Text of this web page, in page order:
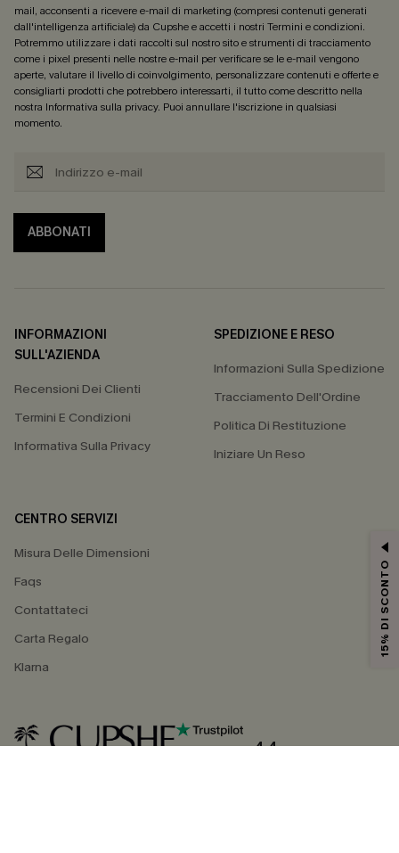
mail, acconsenti a ricevere e-mail di marketing (compresi contenuti generati
dall'intelligenza artificiale) da Cupshe e accetti i nostri Termini e condizioni.
Potremmo utilizzare i dati raccolti sul nostro sito e strumenti di tracciamento
come i pixel presenti nelle nostre e-mail per verificare se le e-mail vengono
aperte, valutare il livello di coinvolgimento, personalizzare contenuti e offerte e
consigliarti prodotti che potrebbero interessarti, il tutto come descritto nella
nostra Informativa sulla privacy. Puoi annullare l'iscrizione in qualsiasi
momento.
ABBONATI
INFORMAZIONI
SULL'AZIENDA
Recensioni Dei Clienti
Termini E Condizioni
Informativa Sulla Privacy
SPEDIZIONE E RESO
Informazioni Sulla Spedizione
Tracciamento Dell'Ordine
Politica Di Restituzione
Iniziare Un Reso
CENTRO SERVIZI
Misura Delle Dimensioni
Faqs
Contattateci
Carta Regalo
Klarna
4.4
15% DI SCONTO